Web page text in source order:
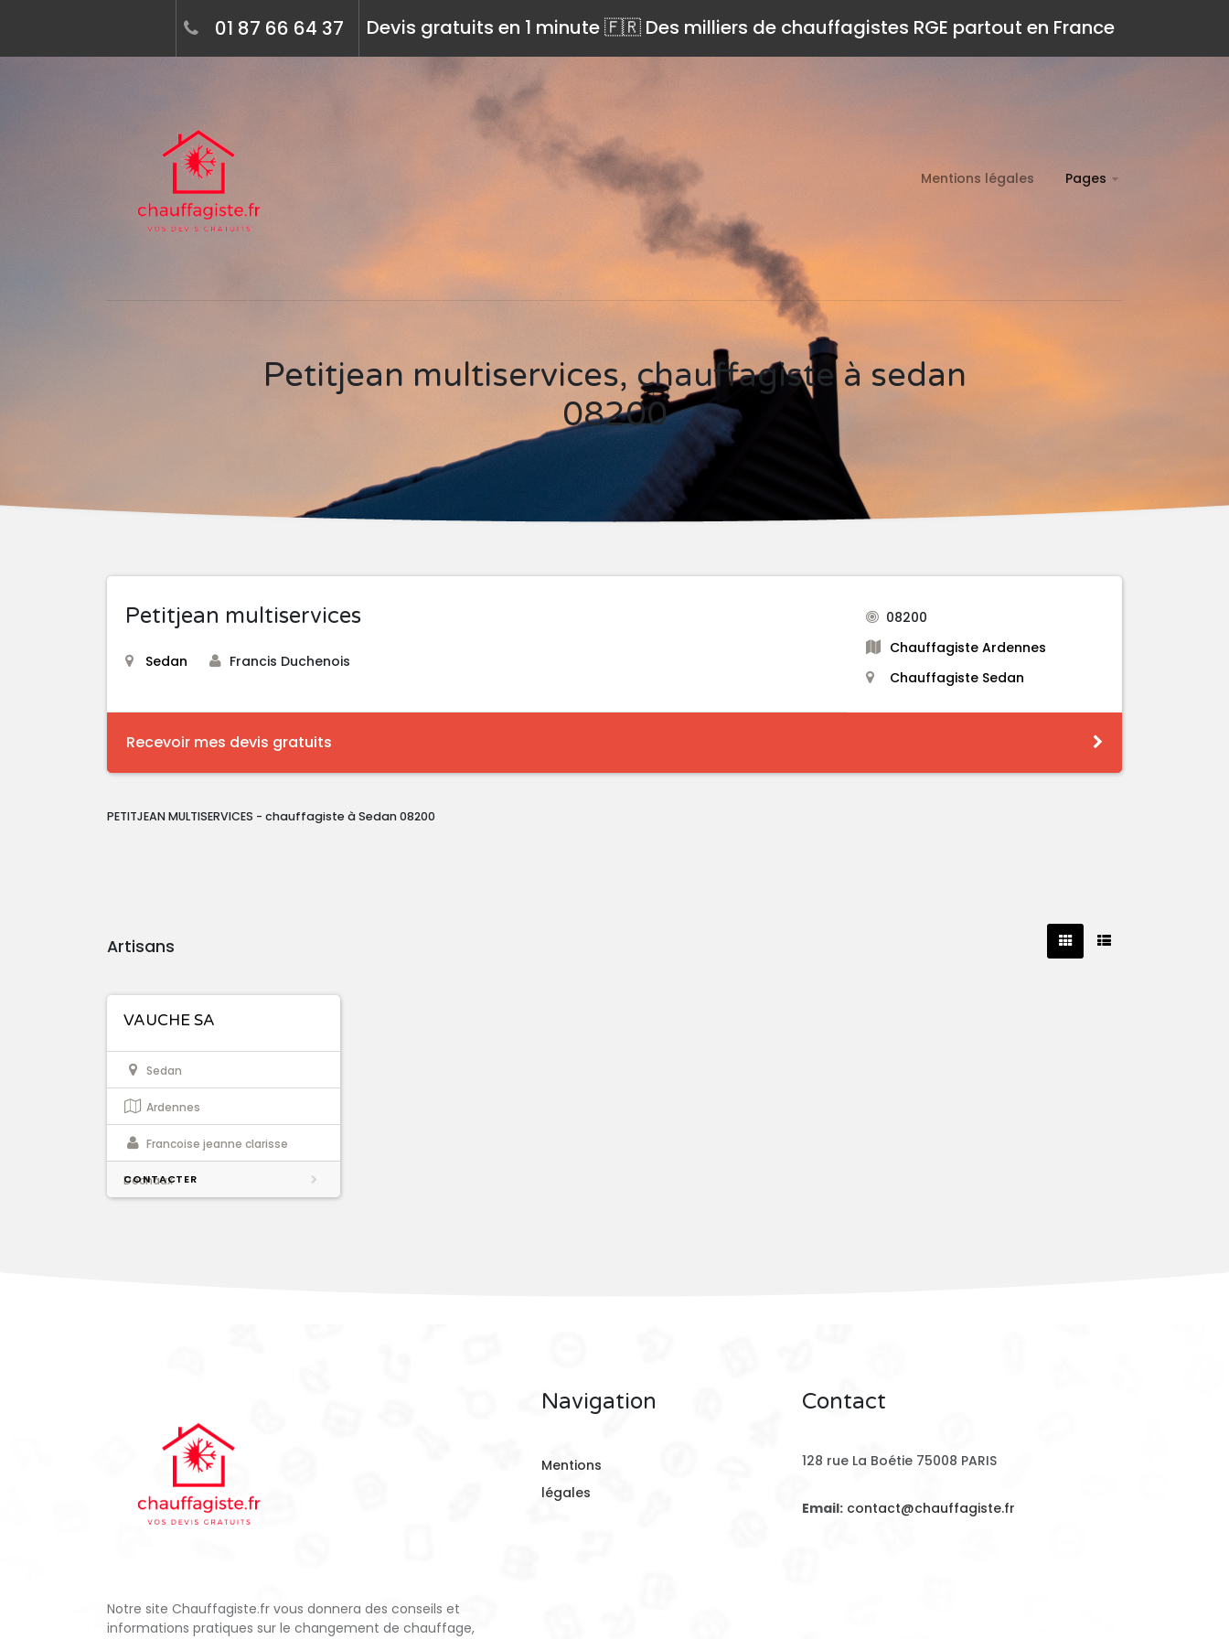
Devis gratuits en 1 minute 🇫🇷 Des milliers de chauffagistes RGE partout en France
01 87 66 64 37
Mentions légales Pages
Petitjean multiservices, chauffagiste à sedan
08200
Petitjean multiservices
Sedan Francis Duchenois
08200
Chauffagiste Ardennes
Chauffagiste Sedan
Recevoir mes devis gratuits
PETITJEAN MULTISERVICES - chauffagiste à Sedan 08200
Artisans
VAUCHE SA
Sedan
Ardennes
Francoise jeanne clarisse
Dechaux
CONTACTER
Notre site Chauffagiste.fr vous donnera des conseils et
informations pratiques sur le changement de chauffage,
Navigation
Mentions
légales
Contact
128 rue La Boétie 75008 PARIS
Email: contact@chauffagiste.fr